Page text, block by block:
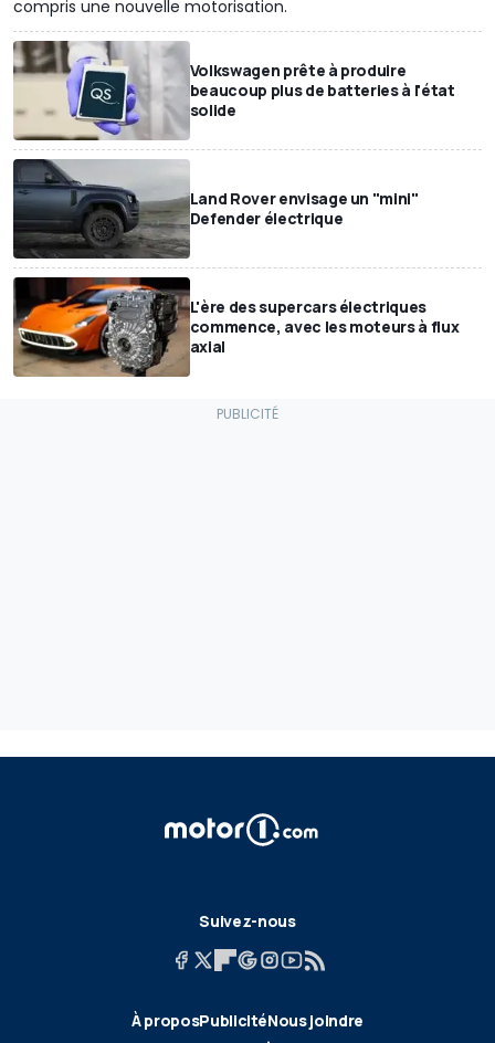
compris une nouvelle motorisation.
Volkswagen prête à produire
beaucoup plus de batteries à l'état
solide
Land Rover envisage un "mini"
Defender électrique
L'ère des supercars électriques
commence, avec les moteurs à flux
axial
Suivez-nous
À proposPublicitéNous joindre